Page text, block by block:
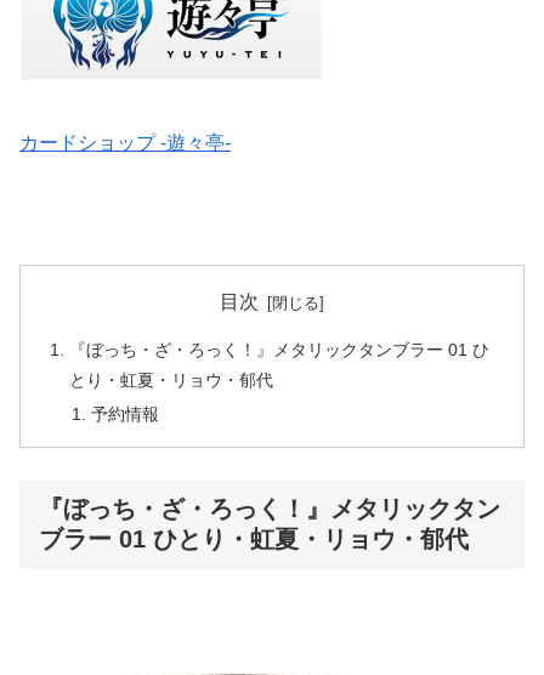
カードショップ -遊々亭-
目次
『ぼっち・ざ・ろっく！』メタリックタンブラー 01 ひ
とり・虹夏・リョウ・郁代
予約情報
『ぼっち・ざ・ろっく！』メタリックタン
ブラー 01 ひとり・虹夏・リョウ・郁代